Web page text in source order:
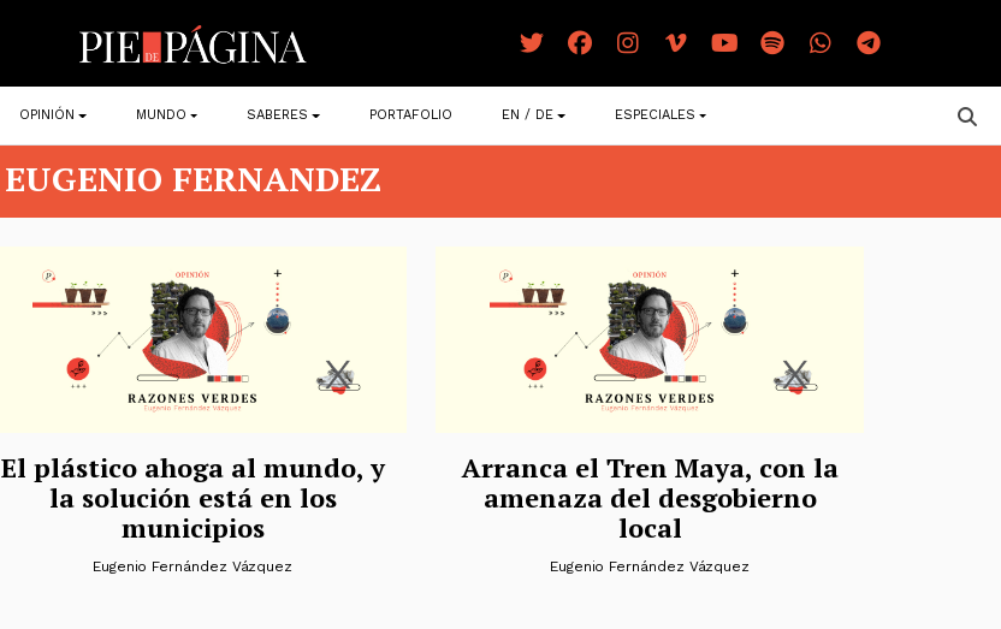
OPINIÓN MUNDO SABERES PORTAFOLIO EN / DE ESPECIALES
EUGENIO FERNANDEZ
El plástico ahoga al mundo, y
la solución está en los
municipios
Eugenio Fernández Vázquez
Arranca el Tren Maya, con la
amenaza del desgobierno
local
Eugenio Fernández Vázquez